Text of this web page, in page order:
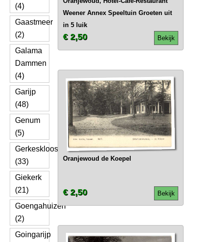
(4)
Gaastmeer
(2)
Galama
Dammen
(4)
Garijp
(48)
Genum
(5)
Gerkesklooster
(33)
Giekerk
(21)
Goengahuizen
(2)
Goingarijp
Weener Annex Speeltuin Groeten uit
in 5 luik
Bekijk
€ 2,50
Oranjewoud de Koepel
Bekijk
€ 2,50